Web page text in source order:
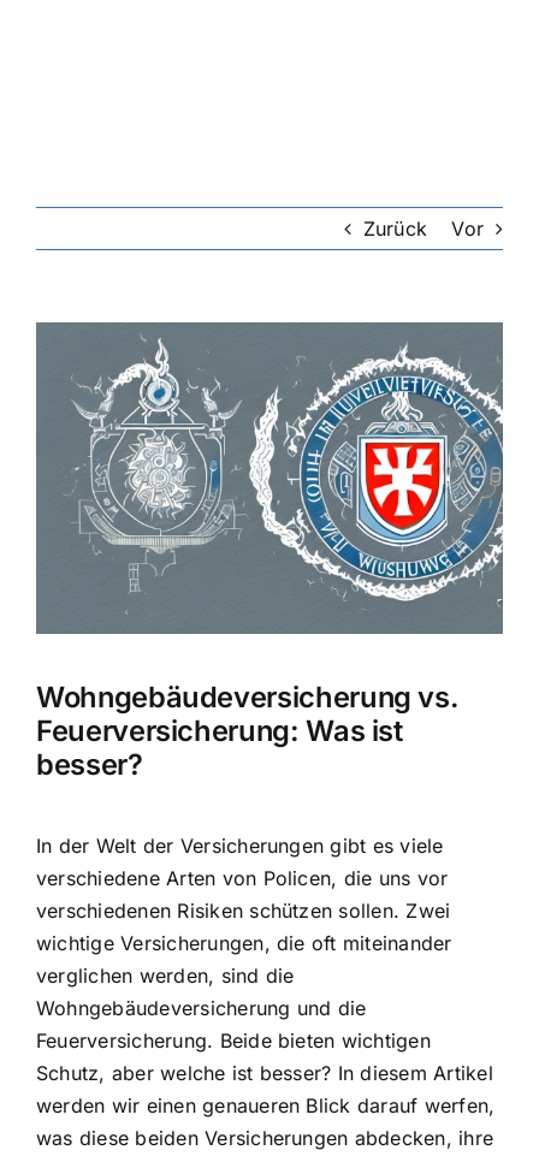
Lebensversicherung
Hundekrankenversicherung
Hausratversicherung
Weitere Tarifvergleiche
Hilfe und Kontakt
Zurück Vor
grösseres
Wohngebäudeversicherung vs.
Feuerversicherung: Was ist
besser?
In der Welt der Versicherungen gibt es viele
verschiedene Arten von Policen, die uns vor
verschiedenen Risiken schützen sollen. Zwei
wichtige Versicherungen, die oft miteinander
verglichen werden, sind die
Wohngebäudeversicherung und die
Feuerversicherung. Beide bieten wichtigen
Schutz, aber welche ist besser? In diesem Artikel
werden wir einen genaueren Blick darauf werfen,
was diese beiden Versicherungen abdecken, ihre